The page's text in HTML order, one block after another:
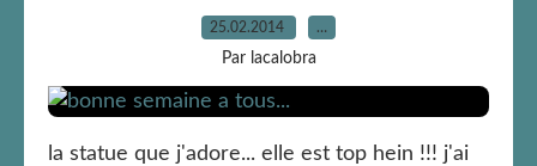
25.02.2014 …
Par lacalobra
la statue que j'adore... elle est top hein !!! j'ai